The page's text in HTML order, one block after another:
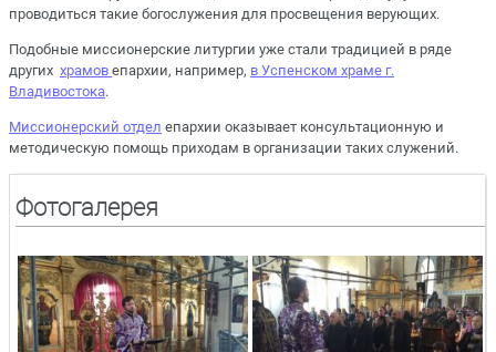
проводиться такие богослужения для просвещения верующих.
Подобные миссионерские литургии уже стали традицией в ряде
других храмов епархии, например, в Успенском храме г.
Владивостока.
Миссионерский отдел епархии оказывает консультационную и
методическую помощь приходам в организации таких служений.
Фотогалерея